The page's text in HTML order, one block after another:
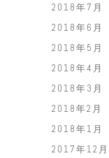
2018年7月
2018年6月
2018年5月
2018年4月
2018年3月
2018年2月
2018年1月
2017年12月